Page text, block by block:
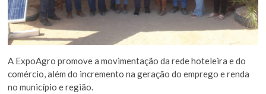
A ExpoAgro promove a movimentação da rede hoteleira e do
comércio, além do incremento na geração do emprego e renda
no município e região.